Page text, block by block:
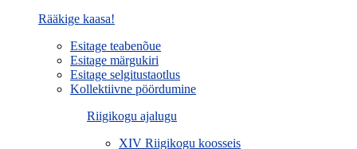
Rääkige kaasa!
Esitage teabenõue
Esitage märgukiri
Esitage selgitustaotlus
Kollektiivne pöördumine
Riigikogu ajalugu
XIV Riigikogu koosseis